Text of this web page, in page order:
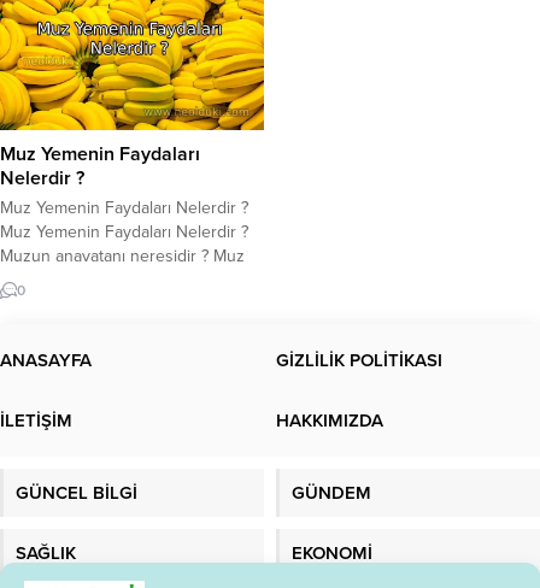
Muz Yemenin Faydaları
Nelerdir ?
Muz Yemenin Faydaları Nelerdir ?
Muz Yemenin Faydaları Nelerdir ?
Muzun anavatanı neresidir ? Muz
kaç kaloriye sahiptir. Muz popüler
bir meyvedir ve birçok diyette
zamanda harika bir diyet lifi
yardımcı olur ve vücudumuzun
0
ANASAYFA GİZLİLİK POLİTİKASI
İLETİŞİM HAKKIMIZDA
GÜNCEL BİLGİ GÜNDEM
SAĞLIK EKONOMİ